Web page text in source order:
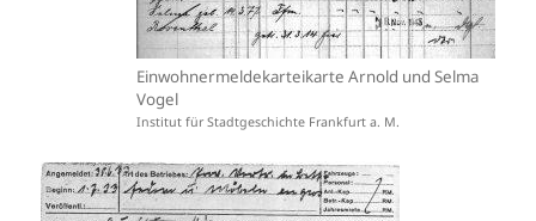
Einwohnermeldekarteikarte Arnold und Selma
Vogel
Institut für Stadtgeschichte Frankfurt a. M.